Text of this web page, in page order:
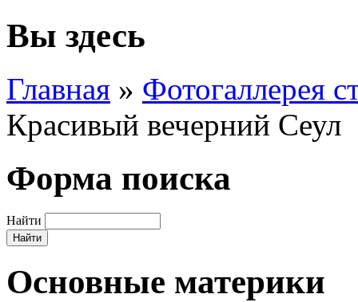
Вы здесь
Главная » Фотогаллерея
Красивый вечерний Сеул
Форма поиска
Найти
Основные материки